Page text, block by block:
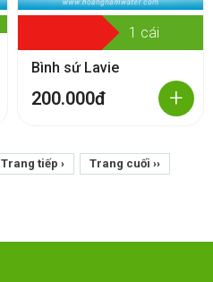
1 cái
Bình sứ Lavie
200.000đ +
Trang tiếp › Trang cuối ››